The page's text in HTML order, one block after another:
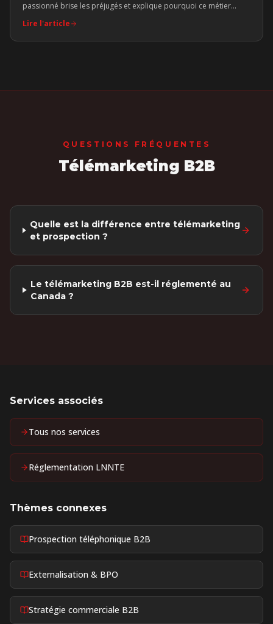
passionné brise les préjugés et explique pourquoi ce métier
Lire l'article
QUESTIONS FRÉQUENTES
Télémarketing B2B
Quelle est la différence entre télémarketing
et prospection ?
Le télémarketing B2B est-il réglementé au
Canada ?
Services associés
Tous nos services
Réglementation LNNTE
Thèmes connexes
Prospection téléphonique B2B
Externalisation & BPO
Stratégie commerciale B2B